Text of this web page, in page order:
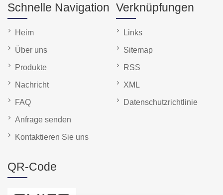
Schnelle Navigation
Heim
Über uns
Produkte
Nachricht
FAQ
Anfrage senden
Kontaktieren Sie uns
Verknüpfungen
Links
Sitemap
RSS
XML
Datenschutzrichtlinie
QR-Code